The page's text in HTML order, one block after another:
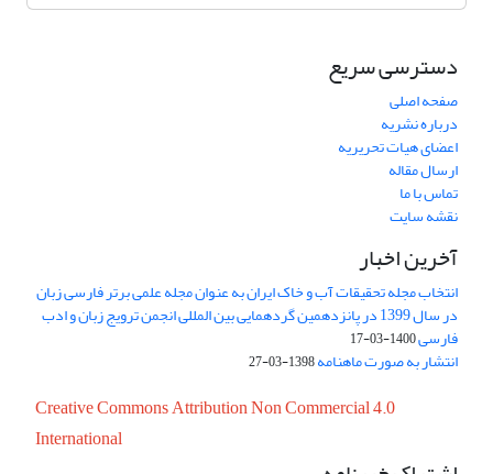
دسترسی سریع
صفحه اصلی
درباره نشریه
اعضای هیات تحریریه
ارسال مقاله
تماس با ما
نقشه سایت
آخرین اخبار
انتخاب مجله تحقیقات آب و خاک ایران به عنوان مجله علمی برتر فارسی زبان
در سال 1399 در پانزدهمین گردهمایی بین المللی انجمن ترویج زبان و ادب
فارسی1400-03-17
انتشار به صورت ماهنامه1398-03-27
Creative Commons Attribution Non Commercial 4.0
International